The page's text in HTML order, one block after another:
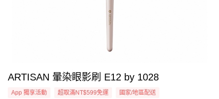
ARTISAN 暈染眼影刷 E12 by 1028
App 獨享活動 超取滿NT$599免運 國家/地區配送